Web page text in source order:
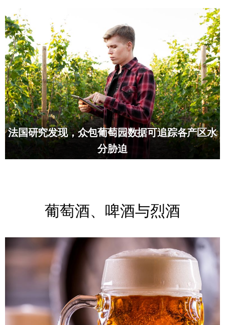
法国研究发现，众包葡萄园数据可追踪各产区水
分胁迫
葡萄酒、啤酒与烈酒